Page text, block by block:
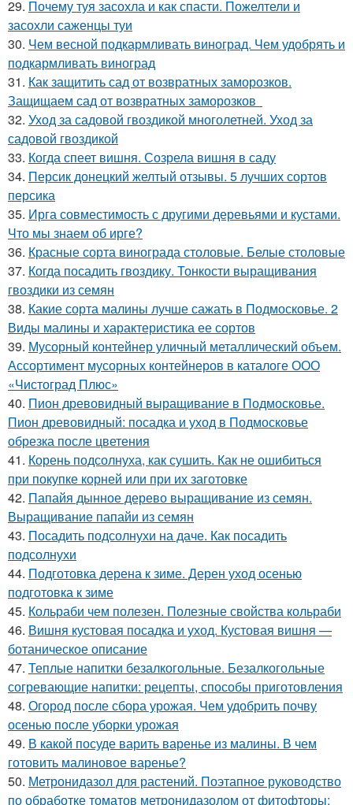
29. Почему туя засохла и как спасти. Пожелтели и
засохли саженцы туи
30. Чем весной подкармливать виноград. Чем удобрять и
подкармливать виноград
31. Как защитить сад от возвратных заморозков.
Защищаем сад от возвратных заморозков
32. Уход за садовой гвоздикой многолетней. Уход за
садовой гвоздикой
33. Когда спеет вишня. Созрела вишня в саду
34. Персик донецкий желтый отзывы. 5 лучших сортов
персика
35. Ирга совместимость с другими деревьями и кустами.
Что мы знаем об ирге?
36. Красные сорта винограда столовые. Белые столовые
37. Когда посадить гвоздику. Тонкости выращивания
гвоздики из семян
38. Какие сорта малины лучше сажать в Подмосковье. 2
Виды малины и характеристика ее сортов
39. Мусорный контейнер уличный металлический объем.
Ассортимент мусорных контейнеров в каталоге ООО
«Чистоград Плюс»
40. Пион древовидный выращивание в Подмосковье.
Пион древовидный: посадка и уход в Подмосковье
обрезка после цветения
41. Корень подсолнуха, как сушить. Как не ошибиться
при покупке корней или при их заготовке
42. Папайя дынное дерево выращивание из семян.
Выращивание папайи из семян
43. Посадить подсолнухи на даче. Как посадить
подсолнухи
44. Подготовка дерена к зиме. Дерен уход осенью
подготовка к зиме
45. Кольраби чем полезен. Полезные свойства кольраби
46. Вишня кустовая посадка и уход. Кустовая вишня —
ботаническое описание
47. Теплые напитки безалкогольные. Безалкогольные
согревающие напитки: рецепты, способы приготовления
48. Огород после сбора урожая. Чем удобрить почву
осенью после уборки урожая
49. В какой посуде варить варенье из малины. В чем
готовить малиновое варенье?
50. Метронидазол для растений. Поэтапное руководство
по обработке томатов метронидазолом от фитофторы: